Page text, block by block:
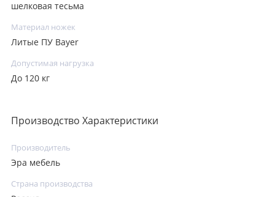
шелковая тесьма
Материал ножек
Литые ПУ Bayer
Допустимая нагрузка
До 120 кг
Производство Характеристики
Производитель
Эра мебель
Страна производства